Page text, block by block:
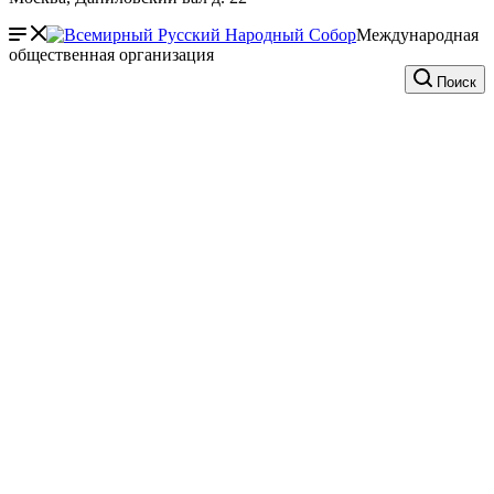
Международная
общественная организация
Поиск